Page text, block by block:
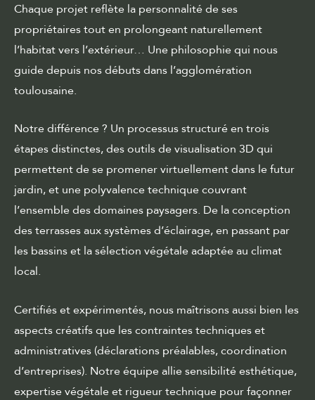
Chaque projet reflète la personnalité de ses
propriétaires tout en prolongeant naturellement
l’habitat vers l’extérieur… Une philosophie qui nous
guide depuis nos débuts dans l’agglomération
toulousaine.
Notre différence ? Un processus structuré en trois
étapes distinctes, des outils de visualisation 3D qui
permettent de se promener virtuellement dans le futur
jardin, et une polyvalence technique couvrant
l’ensemble des domaines paysagers. De la conception
des terrasses aux systèmes d’éclairage, en passant par
les bassins et la sélection végétale adaptée au climat
local.
Certifiés et expérimentés, nous maîtrisons aussi bien les
aspects créatifs que les contraintes techniques et
administratives (déclarations préalables, coordination
d’entreprises). Notre équipe allie sensibilité esthétique,
expertise végétale et rigueur technique pour façonner